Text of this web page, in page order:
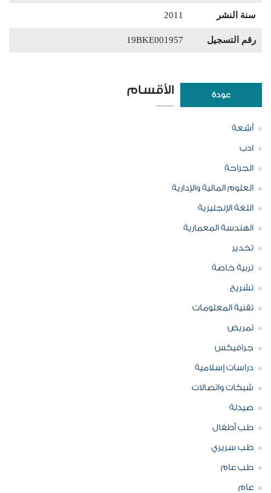
سنة النشر 2011
رقم التسجيل 19BKE001957
عودة الأقسام
أشعة
ادب
الجراحة
العلوم المالية والإدارية
اللغة الإنجليزية
الهندسة المعمارية
تخدير
تربية خاصة
تشريح
تقنية المعلومات
تمريض
جرافيكس
دراسات إسلامية
شبكات واتصالات
صيدلة
طب أطفال
طب سريري
طب عام
عام